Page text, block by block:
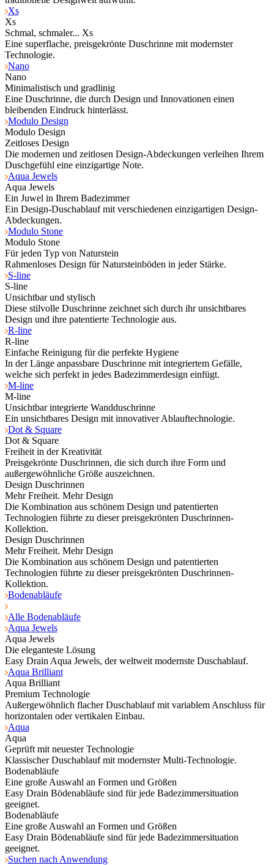
Xs
Xs
Schmal, schmaler... Xs
Eine superflache, preisgekrönte Duschrinne mit modernster
Technologie.
Nano
Nano
Minimalistisch und gradlinig
Eine Duschrinne, die durch Design und Innovationen einen
bleibenden Eindruck hinterlässt.
Modulo Design
Modulo Design
Zeitloses Design
Die modernen und zeitlosen Design-Abdeckungen verleihen Ihrem
Duschgefühl eine einzigartige Note.
Aqua Jewels
Aqua Jewels
Ein Juwel in Ihrem Badezimmer
Ein Design-Duschablauf mit verschiedenen einzigartigen Design-
Abdeckungen.
Modulo Stone
Modulo Stone
Für jeden Typ von Naturstein
Rahmenloses Design für Natursteinböden in jeder Stärke.
S-line
S-line
Unsichtbar und stylisch
Diese stilvolle Duschrinne zeichnet sich durch ihr unsichtbares
Design und ihre patentierte Technologie aus.
R-line
R-line
Einfache Reinigung für die perfekte Hygiene
In der Länge anpassbare Duschrinne mit integriertem Gefälle,
welche sich perfekt in jedes Badezimmerdesign einfügt.
M-line
M-line
Unsichtbar integrierte Wandduschrinne
Ein unsichtbares Design mit innovativer Ablauftechnologie.
Dot & Square
Dot & Square
Freiheit in der Kreativität
Preisgekrönte Duschrinnen, die sich durch ihre Form und
außergewöhnliche Größe auszeichnen.
Design Duschrinnen
Mehr Freiheit. Mehr Design
Die Kombination aus schönem Design und patentierten
Technologien führte zu dieser preisgekrönten Duschrinnen-
Kollektion.
Design Duschrinnen
Mehr Freiheit. Mehr Design
Die Kombination aus schönem Design und patentierten
Technologien führte zu dieser preisgekrönten Duschrinnen-
Kollektion.
Bodenabläufe
Alle Bodenabläufe
Aqua Jewels
Aqua Jewels
Die eleganteste Lösung
Easy Drain Aqua Jewels, der weltweit modernste Duschablauf.
Aqua Brilliant
Aqua Brilliant
Premium Technologie
Außergewöhnlich flacher Duschablauf mit variablem Anschluss für
horizontalen oder vertikalen Einbau.
Aqua
Aqua
Geprüft mit neuester Technologie
Klassischer Duschablauf mit modernster Multi-Technologie.
Bodenabläufe
Eine große Auswahl an Formen und Größen
Easy Drain Bödenabläufe sind für jede Badezimmersituation
geeignet.
Bodenabläufe
Eine große Auswahl an Formen und Größen
Easy Drain Bödenabläufe sind für jede Badezimmersituation
geeignet.
Suchen nach Anwendung